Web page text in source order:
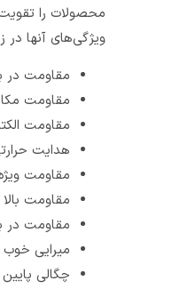
محصولات را تقویت کرد.
ویژگی‌های آن­ها در زیر آورده
مقاومت در برابر
مقاومت مکانیکی
مقاومت الکتریکی
هدایت حرارتی بسیار
مقاومت ویژه بالا
مقاومت بالا در برابر
مقاومت در برابر
میرایی خوب
چگالی پایین